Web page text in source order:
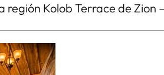
región Kolob Terrace de